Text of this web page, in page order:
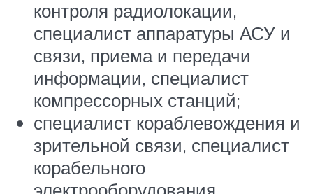
контроля радиолокации,
специалист аппаратуры АСУ и
связи, приема и передачи
информации, специалист
компрессорных станций;
специалист кораблевождения и
зрительной связи, специалист
корабельного